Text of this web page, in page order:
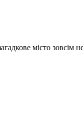
місто